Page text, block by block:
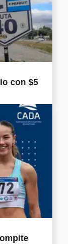
con $5